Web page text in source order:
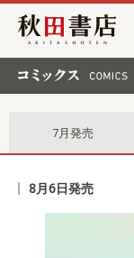
秋田書店
7月発売
8月6日発売